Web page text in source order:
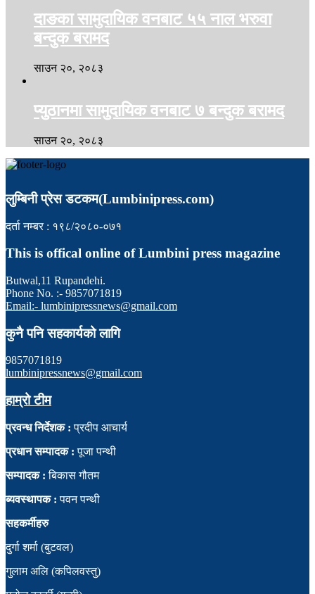
दाङका सामुदायिक वनबाट ५५ नाल भरुवा
बन्दुक बरामद
साउन २०, २०८३
प्युठानमा सामुदायिक वनबाट ७ बन्दुक बरामद
साउन २०, २०८३
लुम्बिनी प्रेस डटकम(Lumbinipress.com)
दर्ता नम्बर : १९८/२०८०-०७१
This is offical online of Lumbini press magazine
Butwal,11 Rupandehi.
Phone No. :- 9857071819
Email:- lumbinipressnews@gmail.com
कुनै पनि सहकार्यको लागि
9857071819
lumbinipressnews@gmail.com
हाम्रो टीम
प्रवन्ध निर्देशक : प्रदीप आचार्य
प्रधान सम्पादक : पूजा पन्थी
सम्पादक :बिकास गौतम
ब्यवस्थापक : पवन पन्थी
सहकर्मीहरु
दुर्गा शर्मा (बुटवल)
गुलाम अलि (कपिलवस्तु)